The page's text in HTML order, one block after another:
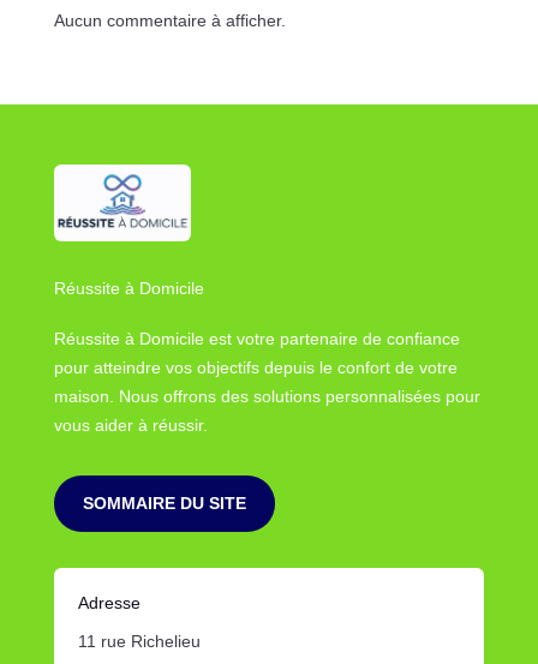
Aucun commentaire à afficher.
Réussite à Domicile
Réussite à Domicile est votre partenaire de confiance
pour atteindre vos objectifs depuis le confort de votre
maison. Nous offrons des solutions personnalisées pour
vous aider à réussir.
SOMMAIRE DU SITE
Adresse
11 rue Richelieu